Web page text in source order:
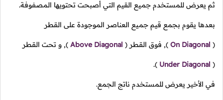
ثم يعرض للمستخدم جميع القيم التي أصبحت تحتويها المصفوفة.
بعدها يقوم بجمع قيم جميع العناصر الموجودة على القطر
(
On Diagonal
), فوق القطر (
Above Diagonal
), و تحت القطر
(
Under Diagonal
).
في الأخير يعرض للمستخدم ناتج الجمع.